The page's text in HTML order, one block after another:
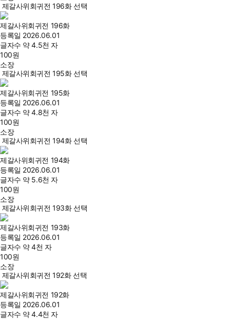
제갈사위회귀전 196화 선택
제갈사위회귀전 196화
등록일 2026.06.01
글자수 약 4.5천 자
100원
소장
제갈사위회귀전 195화 선택
제갈사위회귀전 195화
등록일 2026.06.01
글자수 약 4.8천 자
100원
소장
제갈사위회귀전 194화 선택
제갈사위회귀전 194화
등록일 2026.06.01
글자수 약 5.6천 자
100원
소장
제갈사위회귀전 193화 선택
제갈사위회귀전 193화
등록일 2026.06.01
글자수 약 4천 자
100원
소장
제갈사위회귀전 192화 선택
제갈사위회귀전 192화
등록일 2026.06.01
글자수 약 4.4천 자